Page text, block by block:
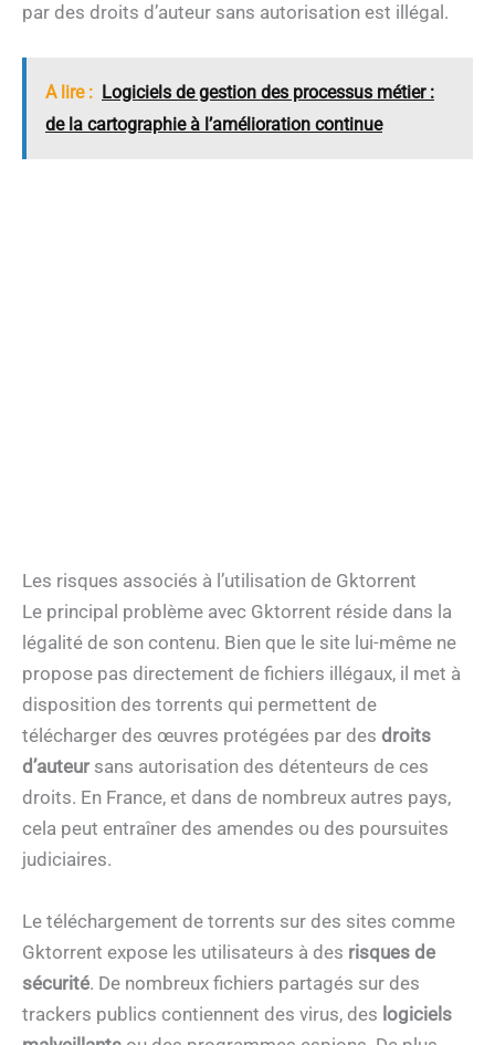
par des droits d’auteur sans autorisation est illégal.
A lire : Logiciels de gestion des processus métier :
de la cartographie à l’amélioration continue
Les risques associés à l’utilisation de Gktorrent
Le principal problème avec Gktorrent réside dans la
légalité de son contenu. Bien que le site lui-même ne
propose pas directement de fichiers illégaux, il met à
disposition des torrents qui permettent de
télécharger des œuvres protégées par des droits
d’auteursans autorisation des détenteurs de ces
droits. En France, et dans de nombreux autres pays,
cela peut entraîner des amendes ou des poursuites
judiciaires.
Le téléchargement de torrents sur des sites comme
Gktorrent expose les utilisateurs à des risques de
sécurité. De nombreux fichiers partagés sur des
trackers publics contiennent des virus, des logiciels